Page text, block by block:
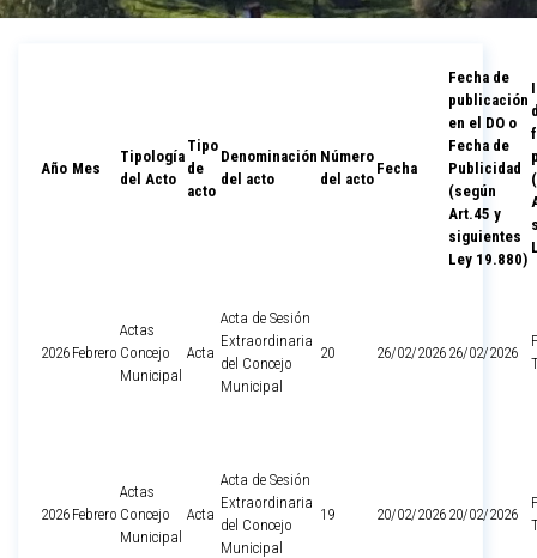
Año Mes
Tipología
del Acto
Tipo
de
acto
Denominación
del acto
Número
del acto
Fecha
Fecha de
publicación
en el DO o
Fecha de
Publicidad
(según
Art.45 y
siguientes
Ley 19.880)
2026 Febrero
Actas
Concejo
Municipal
Acta
Acta de Sesión
Extraordinaria
del Concejo
Municipal
20 26/02/2026 26/02/2026
2026 Febrero
Actas
Concejo
Municipal
Acta
Acta de Sesión
Extraordinaria
del Concejo
Municipal
19 20/02/2026 20/02/2026